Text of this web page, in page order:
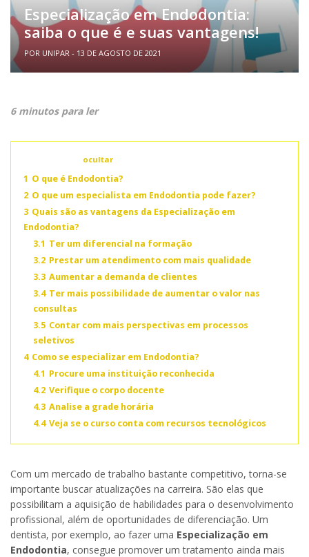
Especialização em Endodontia:
saiba o que é e suas vantagens!
POR UNIPAR - 13 DE AGOSTO DE 2021
6 minutos para ler
ocultar
1 O que é Endodontia?
2 O que um especialista em Endodontia pode fazer?
3 Quais são as vantagens da Especialização em
Endodontia?
3.1 Ter um diferencial na formação
3.2 Prestar um atendimento com mais qualidade
3.3 Aumentar a demanda de clientes
3.4 Ter mais possibilidade de aumentar o valor nas
consultas
3.5 Contar com mais perspectivas em processos
seletivos
4 Como se especializar em Endodontia?
4.1 Procure uma instituição reconhecida
4.2 Verifique o corpo docente
4.3 Analise a grade horária
4.4 Veja se o curso conta com recursos tecnológicos
Com um mercado de trabalho bastante competitivo, torna-se
importante buscar atualizações na carreira. São elas que
possibilitam a aquisição de habilidades para o desenvolvimento
profissional, além de oportunidades de diferenciação. Um
dentista, por exemplo, ao fazer uma Especialização em
Endodontia, consegue promover um tratamento ainda mais